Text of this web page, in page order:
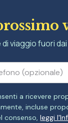
viaggio fuori
a ricevere
incluse
consenso,leggi